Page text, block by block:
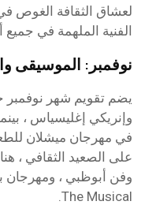
لعشاق الثقافة الغوص
الفنية الملهمة في جميع
نوفمبر: الموسيقى
يضم تقويم شهر
وإنريكي إغليسياس ،
في مهرجان ميشلان
على الصعيد الثقافي ،
وفن أبوظبي ،
The Musical.